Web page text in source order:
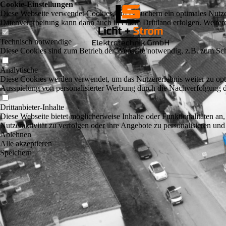
Cookie-Einstellungen
Diese Webseite verwendet Cookies, um Besuchern ein optimales
Datenverarbeitung kann dann auch in einem Drittland erfolgen.
Technisch notwendige
Diese Cookies sind zum Betrieb der Webseite notwendig, z.B. zum
Analytische
Diese Cookies werden verwendet, um das Nutzererlebnis weiter zu
Ausspielung von personalisierter Werbung durch die Nachverfolgung
Drittanbieter-Inhalte
Diese Webseite bietet möglicherweise Inhalte oder Funktionalitäten
Nutzeraktivität zu verfolgen oder ihre Angebote zu personalisieren
Ablehnen
Alle akzeptieren
Speichern